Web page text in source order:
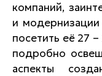
компаний,
и
посетить её 27
подробно
аспекты